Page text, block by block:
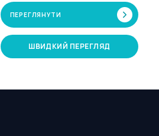
ПЕРЕГЛЯНУТИ
ШВИДКИЙ ПЕРЕГЛЯД